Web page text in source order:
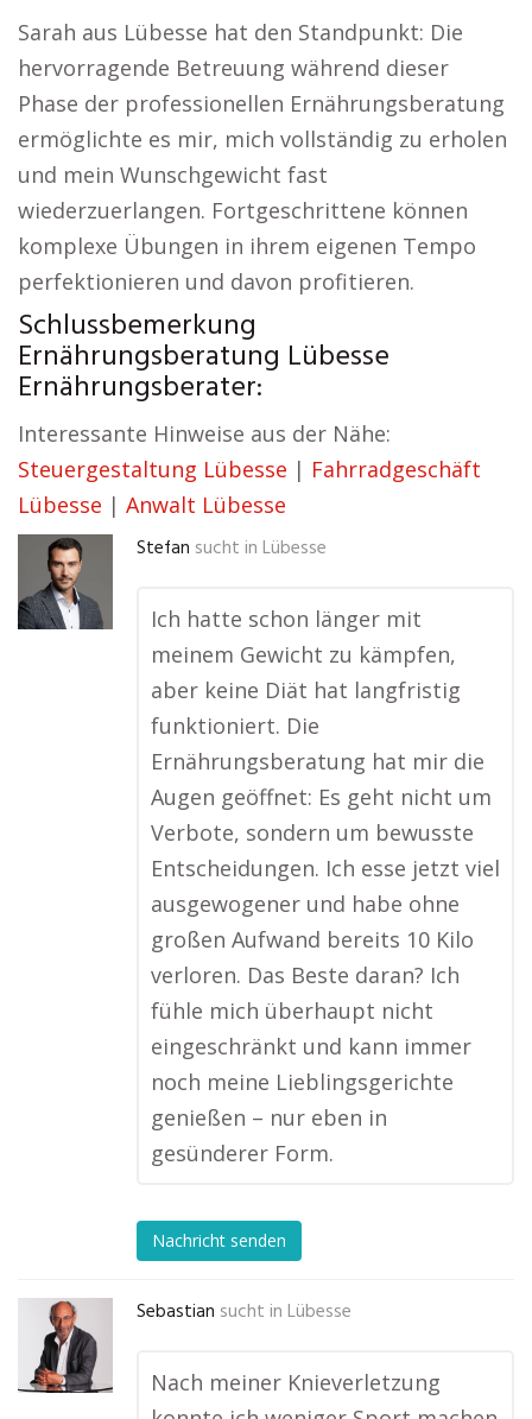
Sarah aus Lübesse hat den Standpunkt: Die
hervorragende Betreuung während dieser
Phase der professionellen Ernährungsberatung
ermöglichte es mir, mich vollständig zu erholen
und mein Wunschgewicht fast
wiederzuerlangen. Fortgeschrittene können
komplexe Übungen in ihrem eigenen Tempo
perfektionieren und davon profitieren.
Schlussbemerkung
Ernährungsberatung Lübesse
Ernährungsberater:
Interessante Hinweise aus der Nähe:
Steuergestaltung Lübesse | Fahrradgeschäft
Lübesse | Anwalt Lübesse
Stefan sucht in Lübesse
Ich hatte schon länger mit
meinem Gewicht zu kämpfen,
aber keine Diät hat langfristig
funktioniert. Die
Ernährungsberatung hat mir die
Augen geöffnet: Es geht nicht um
Verbote, sondern um bewusste
Entscheidungen. Ich esse jetzt viel
ausgewogener und habe ohne
großen Aufwand bereits 10 Kilo
verloren. Das Beste daran? Ich
fühle mich überhaupt nicht
eingeschränkt und kann immer
noch meine Lieblingsgerichte
genießen – nur eben in
gesünderer Form.
Nachricht senden
Sebastian sucht in Lübesse
Nach meiner Knieverletzung